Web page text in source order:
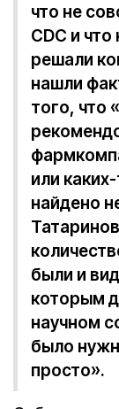
что не
CDC и
решали
нашли
того, что
или
найдено
были и
которым
научном
было
просто».